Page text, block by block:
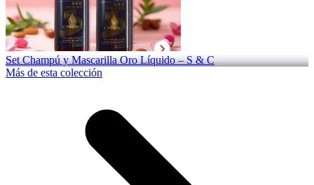
Set Champú y Mascarilla Oro Líquido – S & C
Más de esta colección